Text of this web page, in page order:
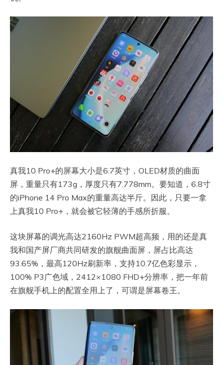
真我10 Pro+的屏幕大小是6.7英寸，OLED材质的曲面
屏，重量只有173g，厚度只有7.778mm。要知道，6.8寸
的iPhone 14 Pro Max的重量高达半斤。因此，只要一拿
上真我10 Pro+，就会被它轻薄的手感所折服。
这块屏幕的调光高达2160Hz PWM超高频，用的还是真
我和国产屏厂商共同研发的旗舰曲面屏，屏占比高达
93.65%，最高120Hz刷新率，支持10.7亿色彩显示，
100% P3广色域，2412×1080 FHD+分辨率，把一年前
在旗舰手机上的配置全用上了，可谓是屏幕卷王。